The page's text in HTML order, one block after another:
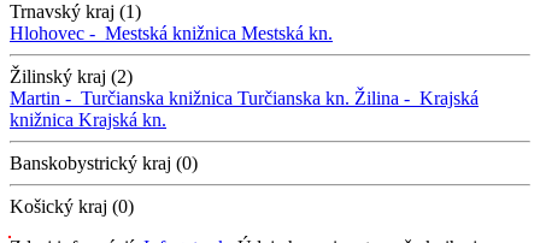
Trnavský kraj (1)
Hlohovec - Mestská knižnica Mestská kn.
Žilinský kraj (2)
Martin - Turčianska knižnica Turčianska kn. Žilina - Krajská
knižnica Krajská kn.
Banskobystrický kraj (0)
Košický kraj (0)